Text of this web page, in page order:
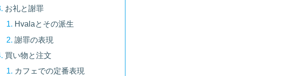
お礼と謝罪
Hvalaとその派生
謝罪の表現
買い物と注文
カフェでの定番表現